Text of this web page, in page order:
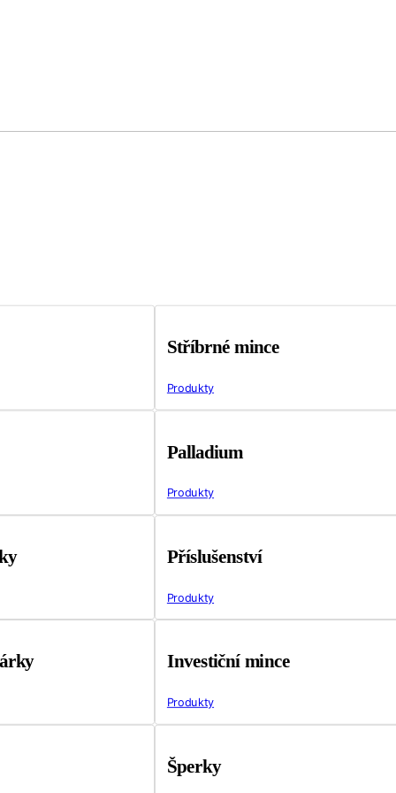
Stříbrné mince
Produkty
Palladium
Produkty
Příslušenství
Produkty
Investiční mince
Produkty
Šperky